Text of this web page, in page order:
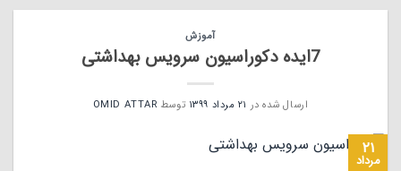
آموزش
7ایده دکوراسیون سرویس بهداشتی
ارسال شده در ۲۱ مرداد ۱۳۹۹ توسط OMID ATTAR
۲۱
مرداد